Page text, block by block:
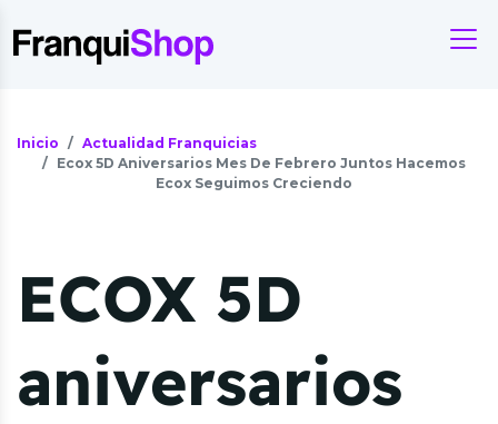
Inicio
Actualidad Franquicias
Ecox 5D Aniversarios Mes De Febrero Juntos Hacemos
Ecox Seguimos Creciendo
ECOX 5D
aniversarios